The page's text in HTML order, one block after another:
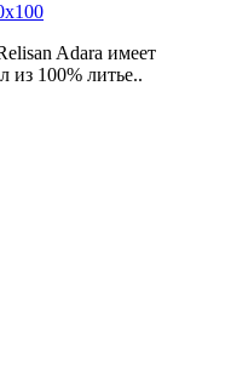
Adara имеет
из 100% литье..